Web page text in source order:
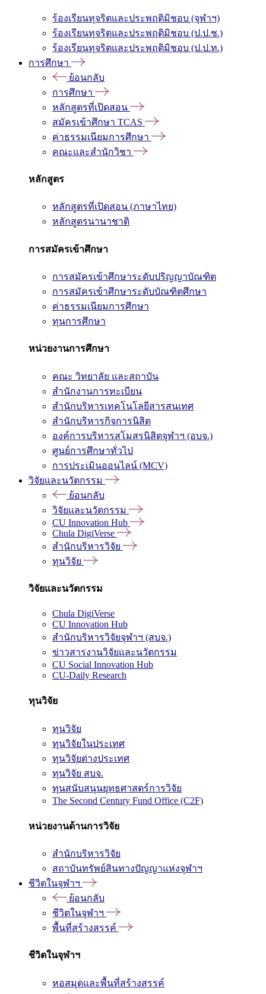
ร้องเรียนทุจริตและประพฤติมิชอบ (จุฬาฯ)
ร้องเรียนทุจริตและประพฤติมิชอบ (ป.ป.ช.)
ร้องเรียนทุจริตและประพฤติมิชอบ (ป.ป.ท.)
การศึกษา
ย้อนกลับ
การศึกษา
หลักสูตรที่เปิดสอน
สมัครเข้าศึกษา TCAS
ค่าธรรมเนียมการศึกษา
คณะและสำนักวิชา
หลักสูตร
หลักสูตรที่เปิดสอน (ภาษาไทย)
หลักสูตรนานาชาติ
การสมัครเข้าศึกษา
การสมัครเข้าศึกษาระดับปริญญาบัณฑิต
การสมัครเข้าศึกษาระดับบัณฑิตศึกษา
ค่าธรรมเนียมการศึกษา
ทุนการศึกษา
หน่วยงานการศึกษา
คณะ วิทยาลัย และสถาบัน
สำนักงานการทะเบียน
สำนักบริหารเทคโนโลยีสารสนเทศ
สำนักบริหารกิจการนิสิต
องค์การบริหารสโมสรนิสิตจุฬาฯ (อบจ.)
ศูนย์การศึกษาทั่วไป
การประเมินออนไลน์ (MCV)
วิจัยและนวัตกรรม
ย้อนกลับ
วิจัยและนวัตกรรม
CU Innovation Hub
Chula DigiVerse
สำนักบริหารวิจัย
ทุนวิจัย
วิจัยและนวัตกรรม
Chula DigiVerse
CU Innovation Hub
สำนักบริหารวิจัยจุฬาฯ (สบจ.)
ข่าวสารงานวิจัยและนวัตกรรม
CU Social Innovation Hub
CU-Daily Research
ทุนวิจัย
ทุนวิจัย
ทุนวิจัยในประเทศ
ทุนวิจัยต่างประเทศ
ทุนวิจัย สบจ.
ทุนสนับสนุนยุทธศาสตร์การวิจัย
The Second Century Fund Office (C2F)
หน่วยงานด้านการวิจัย
สำนักบริหารวิจัย
สถาบันทรัพย์สินทางปัญญาแห่งจุฬาฯ
ชีวิตในจุฬาฯ
ย้อนกลับ
ชีวิตในจุฬาฯ
พื้นที่สร้างสรรค์
ชีวิตในจุฬาฯ
หอสมุดและพื้นที่สร้างสรรค์